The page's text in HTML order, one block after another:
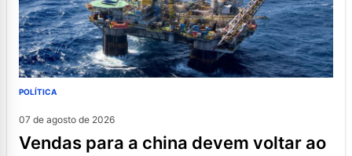
POLÍTICA
07 de agosto de 2026
vendas para a china devem voltar ao